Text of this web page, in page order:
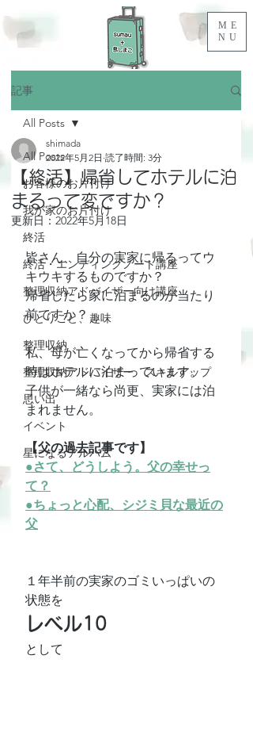
ME
NU
記事
All Posts
お客様のお片付け
我が家のお片付け
終活
終活・エンディングノート講座
整理収納アドバイザー向け講座
ひとりごと、趣味
整理収納
整理収納アドバイザー スキルアップ
思い出
イベント
星になるアルバム
All Posts
【終活】帰省してホテルに泊
まるって変ですか？
shimada
2022年5月2日 読了時間: 3分
更新日： 2022年5月18日
皆さん、自分の実家に帰るってウ
キウキするものですか？
帰省したら家に泊まるのが当たり
前ですか？
私、母が亡くなってから帰省する
時はホテルに泊まっています。
子供が一緒なら尚更、実家には泊
まれません。
【父の過去記事です】
●さて、どうしよう。父の幸せっ
て？
●ちょっと心配、シジミ貝な最近の
父
１年半前の実家のゴミいっぱいの
状態を
レベル10
として